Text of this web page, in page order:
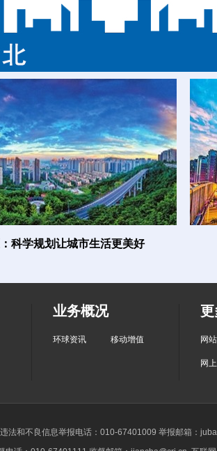
科学规划让城市生活更美好
业务概况
环球资讯 移动增值 网
网
违法和不良信息举报电话：010-67401009 举报邮箱：